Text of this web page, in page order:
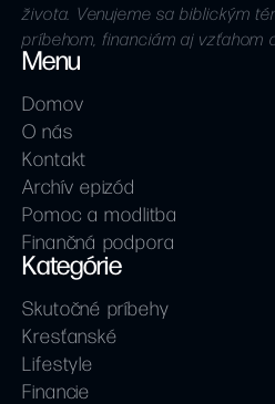
života. Venujeme sa biblickým
príbehom, financiám aj vzťahom
Menu
Domov
O nás
Kontakt
Archív epizód
Pomoc a modlitba
Finančná podpora
Kategórie
Skutočné príbehy
Kresťanské
Lifestyle
Financie